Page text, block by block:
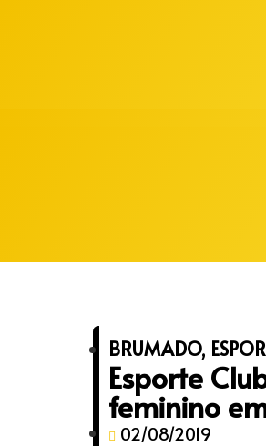
BRUMADO,
Esporte
feminino
02/08/2019